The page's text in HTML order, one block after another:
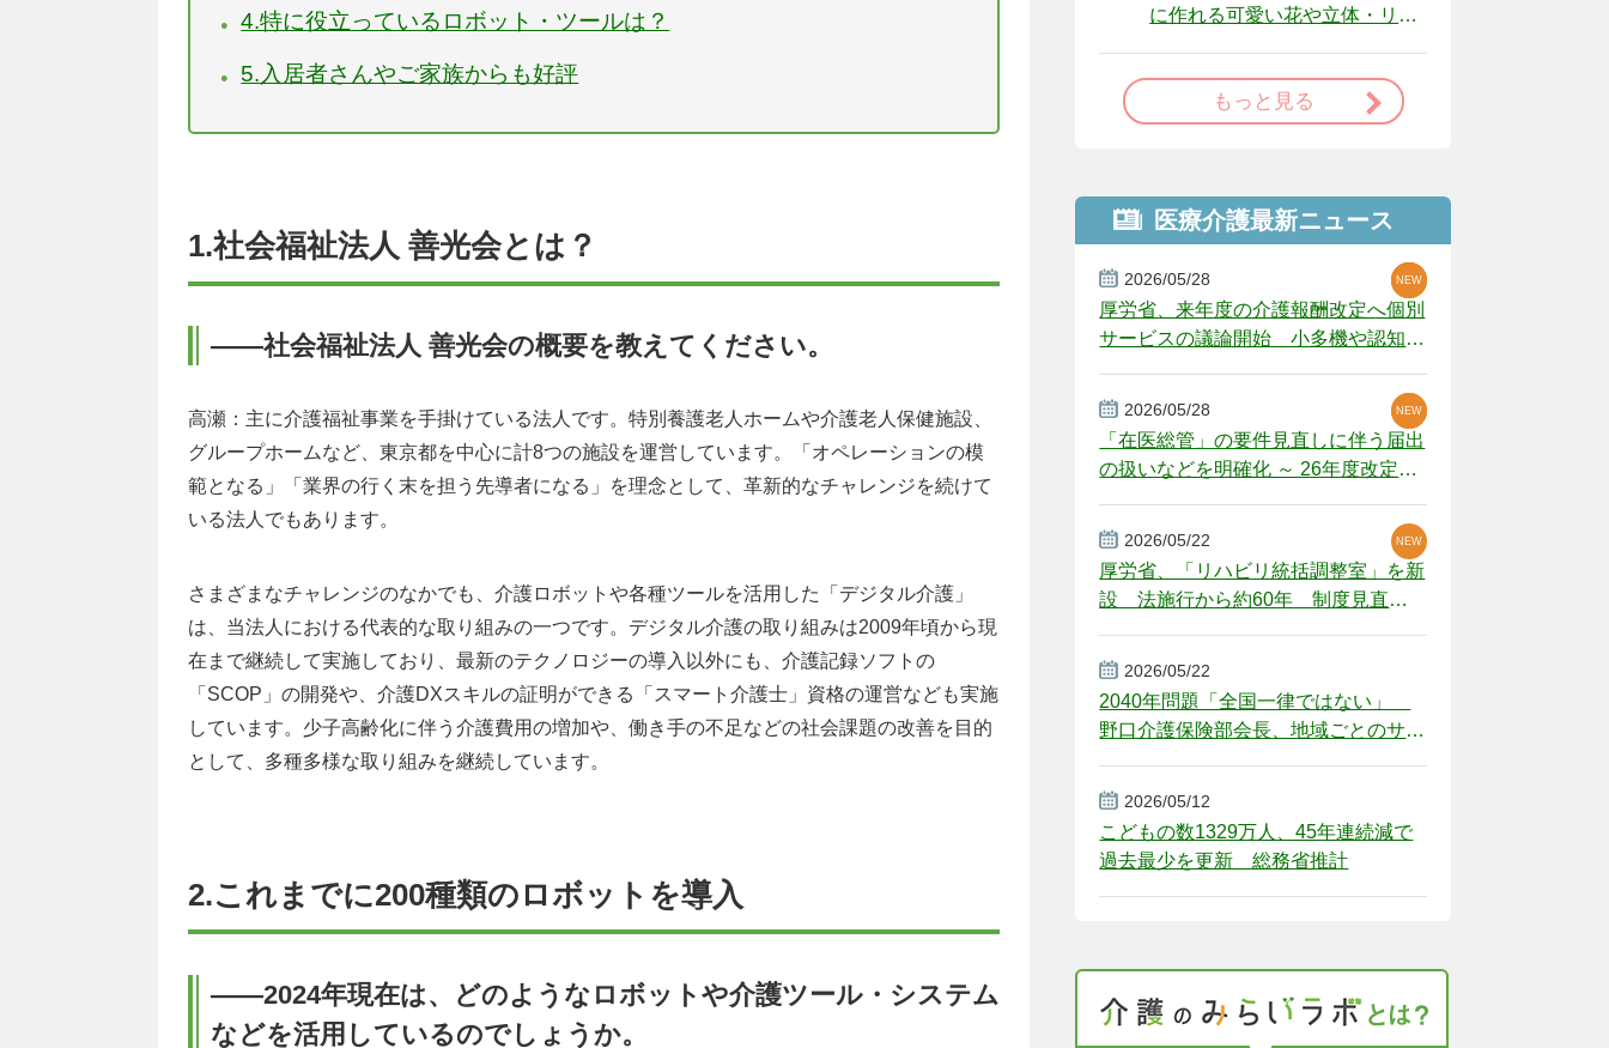
4.特に役立っているロボット・ツールは？
5.入居者さんやご家族からも好評
1.社会福祉法人 善光会とは？
――社会福祉法人 善光会の概要を教えてください。
高瀬：主に介護福祉事業を手掛けている法人です。特別養護老人ホームや介護老人保健施設、
グループホームなど、東京都を中心に計8つの施設を運営しています。「オペレーションの模
範となる」「業界の行く末を担う先導者になる」を理念として、革新的なチャレンジを続けて
いる法人でもあります。
さまざまなチャレンジのなかでも、介護ロボットや各種ツールを活用した「デジタル介護」
は、当法人における代表的な取り組みの一つです。デジタル介護の取り組みは2009年頃から現
在まで継続して実施しており、最新のテクノロジーの導入以外にも、介護記録ソフトの
「SCOP」の開発や、介護DXスキルの証明ができる「スマート介護士」資格の運営なども実施
しています。少子高齢化に伴う介護費用の増加や、働き手の不足などの社会課題の改善を目的
として、多種多様な取り組みを継続しています。
2.これまでに200種類のロボットを導入
――2024年現在は、どのようなロボットや介護ツール・システム
などを活用しているのでしょうか。
に作れる可愛い花や立体・リー
もっと見る
医療介護最新ニュース
2026/05/28
厚労省、来年度の介護報酬改定へ個別
サービスの議論開始 小多機や認知症
NEW
NEW
NEW
2026/05/28
「在医総管」の要件見直しに伴う届出
の扱いなどを明確化 ～ 26年度改定疑
NEW
NEW
2026/05/22
厚労省、「リハビリ統括調整室」を新
設 法施行から約60年 制度見直し
NEW
2026/05/22
2040年問題「全国一律ではない」
野口介護保険部会長、地域ごとのサー
2026/05/12
こどもの数1329万人、45年連続減で
過去最少を更新 総務省推計